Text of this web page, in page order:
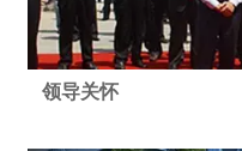
领导关怀